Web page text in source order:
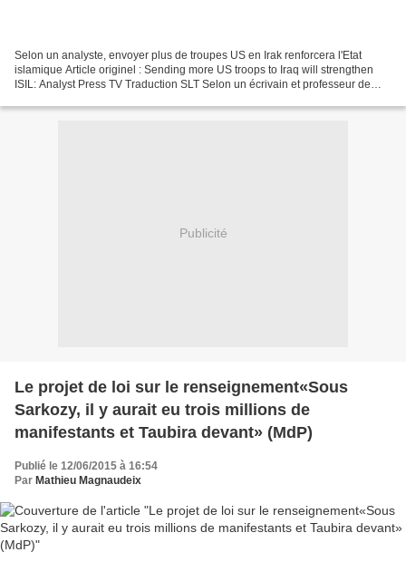
Selon un analyste, envoyer plus de troupes US en Irak renforcera l'Etat
islamique Article originel : Sending more US troops to Iraq will strengthen
ISIL: Analyst Press TV Traduction SLT Selon un écrivain et professeur de
Publicité
Le projet de loi sur le renseignement«Sous
Sarkozy, il y aurait eu trois millions de
manifestants et Taubira devant» (MdP)
Publié le 12/06/2015 à 16:54
Par Mathieu Magnaudeix